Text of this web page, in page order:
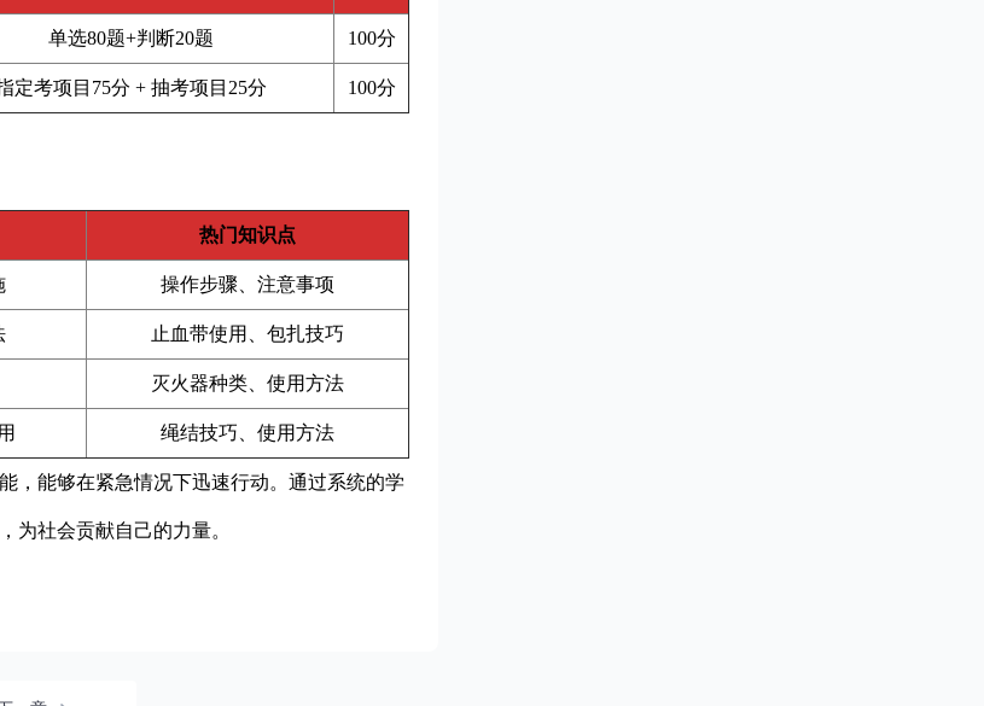
单选80题+判断20题 100分
定考项目75分 + 抽考项目25分 100分
热门知识点
操作步骤、注意事项
止血带使用、包扎技巧
灭火器种类、使用方法
绳结技巧、使用方法
，能够在紧急情况下迅速行动。通过系统的学
为社会贡献自己的力量。